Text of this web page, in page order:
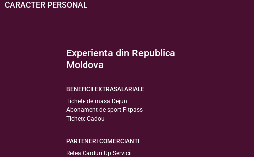
CARACTER PERSONAL
Experienta din Republica
Moldova
BENEFICII EXTRASALARIALE
Tichete de masa Dejun
Abonament de sport Fitpass
Tichete Cadou
PARTENERI COMERCIANTI
Retea Carduri Up Servicii